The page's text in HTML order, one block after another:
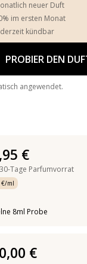
neuer Duft
im ersten Monat
kündbar
PROBIER DEN
angewendet.
€
30-Tage Parfumvorrat
€/ml
8ml Probe
€